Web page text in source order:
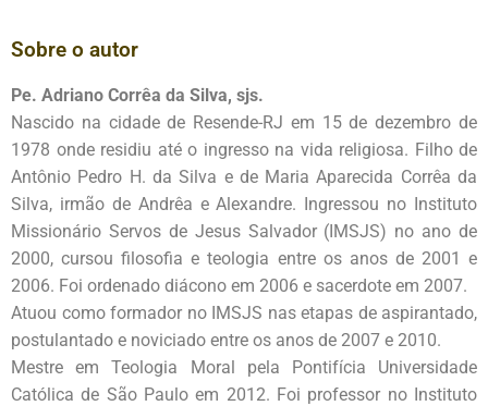
Sobre o autor
Pe. Adriano Corrêa da Silva, sjs.
Nascido na cidade de Resende-RJ em 15 de dezembro de
1978 onde residiu até o ingresso na vida religiosa. Filho de
Antônio Pedro H. da Silva e de Maria Aparecida Corrêa da
Silva, irmão de Andrêa e Alexandre. Ingressou no Instituto
Missionário Servos de Jesus Salvador (IMSJS) no ano de
2000, cursou filosofia e teologia entre os anos de 2001 e
2006. Foi ordenado diácono em 2006 e sacerdote em 2007.
Atuou como formador no IMSJS nas etapas de aspirantado,
postulantado e noviciado entre os anos de 2007 e 2010.
Mestre em Teologia Moral pela Pontifícia Universidade
Católica de São Paulo em 2012. Foi professor no Instituto